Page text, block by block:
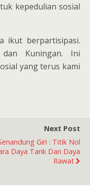
kepedulian sosial
ikut berpartisipasi.
Kuningan. Ini
yang terus kami
Next Post
Giri : Titik Nol
Daya Tarik Dan Daya
Rawat